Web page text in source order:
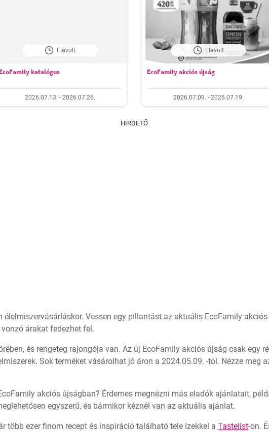
Elavult
EcoFamily katalógus
2026.07.13. - 2026.07.26.
Elavult
EcoFamily akciós újság
2026.07.09. - 2026.07.19.
HIRDETŐ
Vessen egy pillantást az aktuális EcoFamily
árakat fedezhet fel.
és rengeteg rajongója van. Az új EcoFamily akciós újság csak egy
Sok terméket vásárolhat jó áron a 2024.05.09. -tól. Nézze meg
akciós újságban? Érdemes megnézni más eladók ajánlatait,
egyszerű, és bármikor kéznél van az aktuális ajánlat.
több ezer finom recept és inspiráció található tele ízekkel a Tastelist-on.